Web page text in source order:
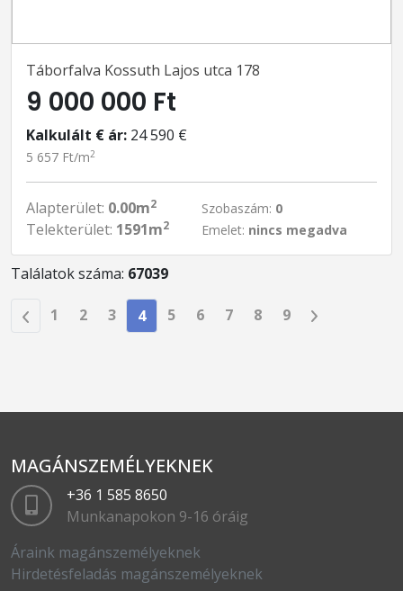
Táborfalva Kossuth Lajos utca 178
9 000 000 Ft
Kalkulált € ár: 24 590 €
5 657 Ft/m2
Alapterület: 0.00m2
Telekterület: 1591m2
Szobaszám: 0
Emelet: nincs megadva
Találatok száma: 67039
1 2 3 4 5 6 7 8 9
MAGÁNSZEMÉLYEKNEK
+36 1 585 8650
Munkanapokon 9-16 óráig
Áraink magánszemélyeknek
Hirdetésfeladás magánszemélyeknek